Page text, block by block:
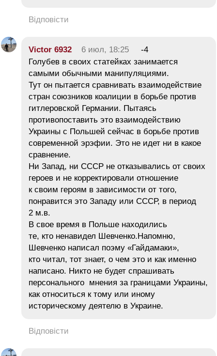
Відповісти
Victor 6932 6 июл, 18:25
-4
Голубев в своих статейках занимается
самыми обычными манипуляциями.
Тут он пытается сравнивать взаимодействие
стран союзников коалиции в борьбе против
гитлеровской Германии. Пытаясь
противопоставить это взаимодействию
Украины с Польшей сейчас в борьбе против
современной эрэфии. Это не идет ни в какое
сравнение.
Ни Запад, ни СССР не отказывались от своих
героев и не корректировали отношение
к своим героям в зависимости от того,
понравится это Западу или СССР, в период
2 м.в.
В свое время в Польше находились
те, кто ненавидел Шевченко.Напомню,
Шевченко написал поэму «Гайдамаки»,
кто читал, тот знает, о чем это и как именно
написано. Никто не будет спрашивать
персонального мнения за границами Украины,
как относиться к тому или иному
историческому деятелю в Украине.
Відповісти